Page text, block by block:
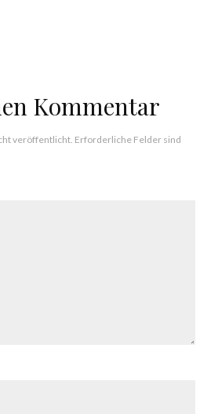
Kommentar
veröffentlicht. Erforderliche Felder sind